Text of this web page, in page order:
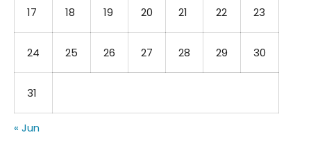
17 18 19 20 21 22 23
24 25 26 27 28 29 30
31
« Jun